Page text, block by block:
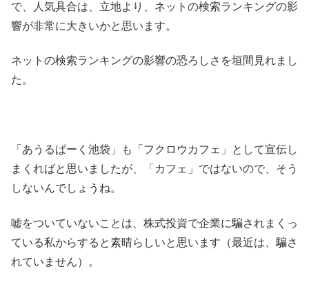
で、人気具合は、立地より、ネットの検索ランキングの影
響が非常に大きいかと思います。
ネットの検索ランキングの影響の恐ろしさを垣間見れまし
た。
「あうるぱーく池袋」も「フクロウカフェ」として宣伝し
まくればと思いましたが、「カフェ」ではないので、そう
しないんでしょうね。
嘘をついていないことは、株式投資で企業に騙されまくっ
ている私からすると素晴らしいと思います（最近は、騙さ
れていません）。